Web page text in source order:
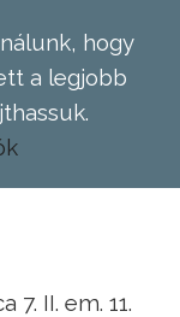
hogy
a legjobb
II. em. 11.